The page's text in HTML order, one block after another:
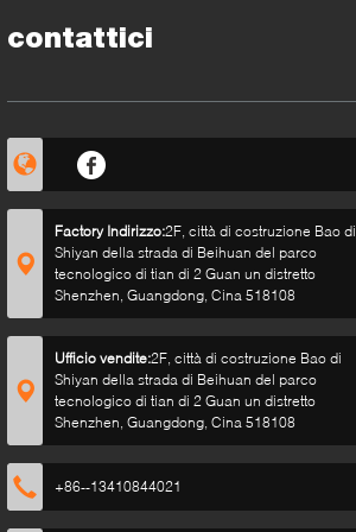
contattici
Factory Indirizzo:2F, città di costruzione Bao di
Shiyan della strada di Beihuan del parco
tecnologico di tian di 2 Guan un distretto
Shenzhen, Guangdong, Cina 518108
Ufficio vendite:2F, città di costruzione Bao di
Shiyan della strada di Beihuan del parco
tecnologico di tian di 2 Guan un distretto
Shenzhen, Guangdong, Cina 518108
+86--13410844021